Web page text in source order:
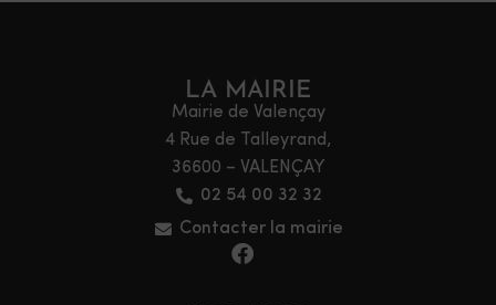
LA MAIRIE
Mairie de Valençay
4 Rue de Talleyrand,
36600 – VALENÇAY
02 54 00 32 32
Contacter la mairie